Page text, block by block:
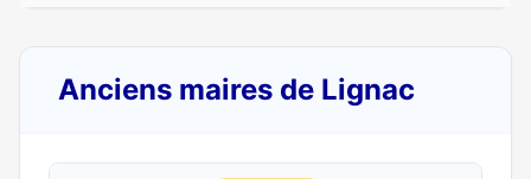
Anciens maires de Lignac